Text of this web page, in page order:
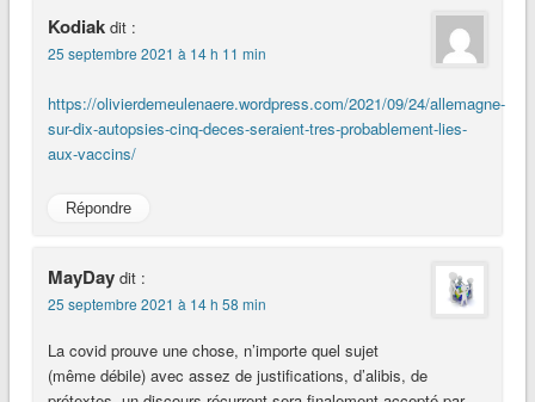
Kodiak dit :
25 septembre 2021 à 14 h 11 min
https://olivierdemeulenaere.wordpress.com/2021/09/24/allemagne-
sur-dix-autopsies-cinq-deces-seraient-tres-probablement-lies-
aux-vaccins/
Répondre
MayDay dit :
25 septembre 2021 à 14 h 58 min
La covid prouve une chose, n’importe quel sujet
(même débile) avec assez de justifications, d’alibis, de